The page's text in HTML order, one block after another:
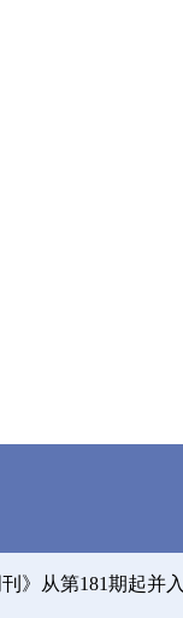
》从第181期起并